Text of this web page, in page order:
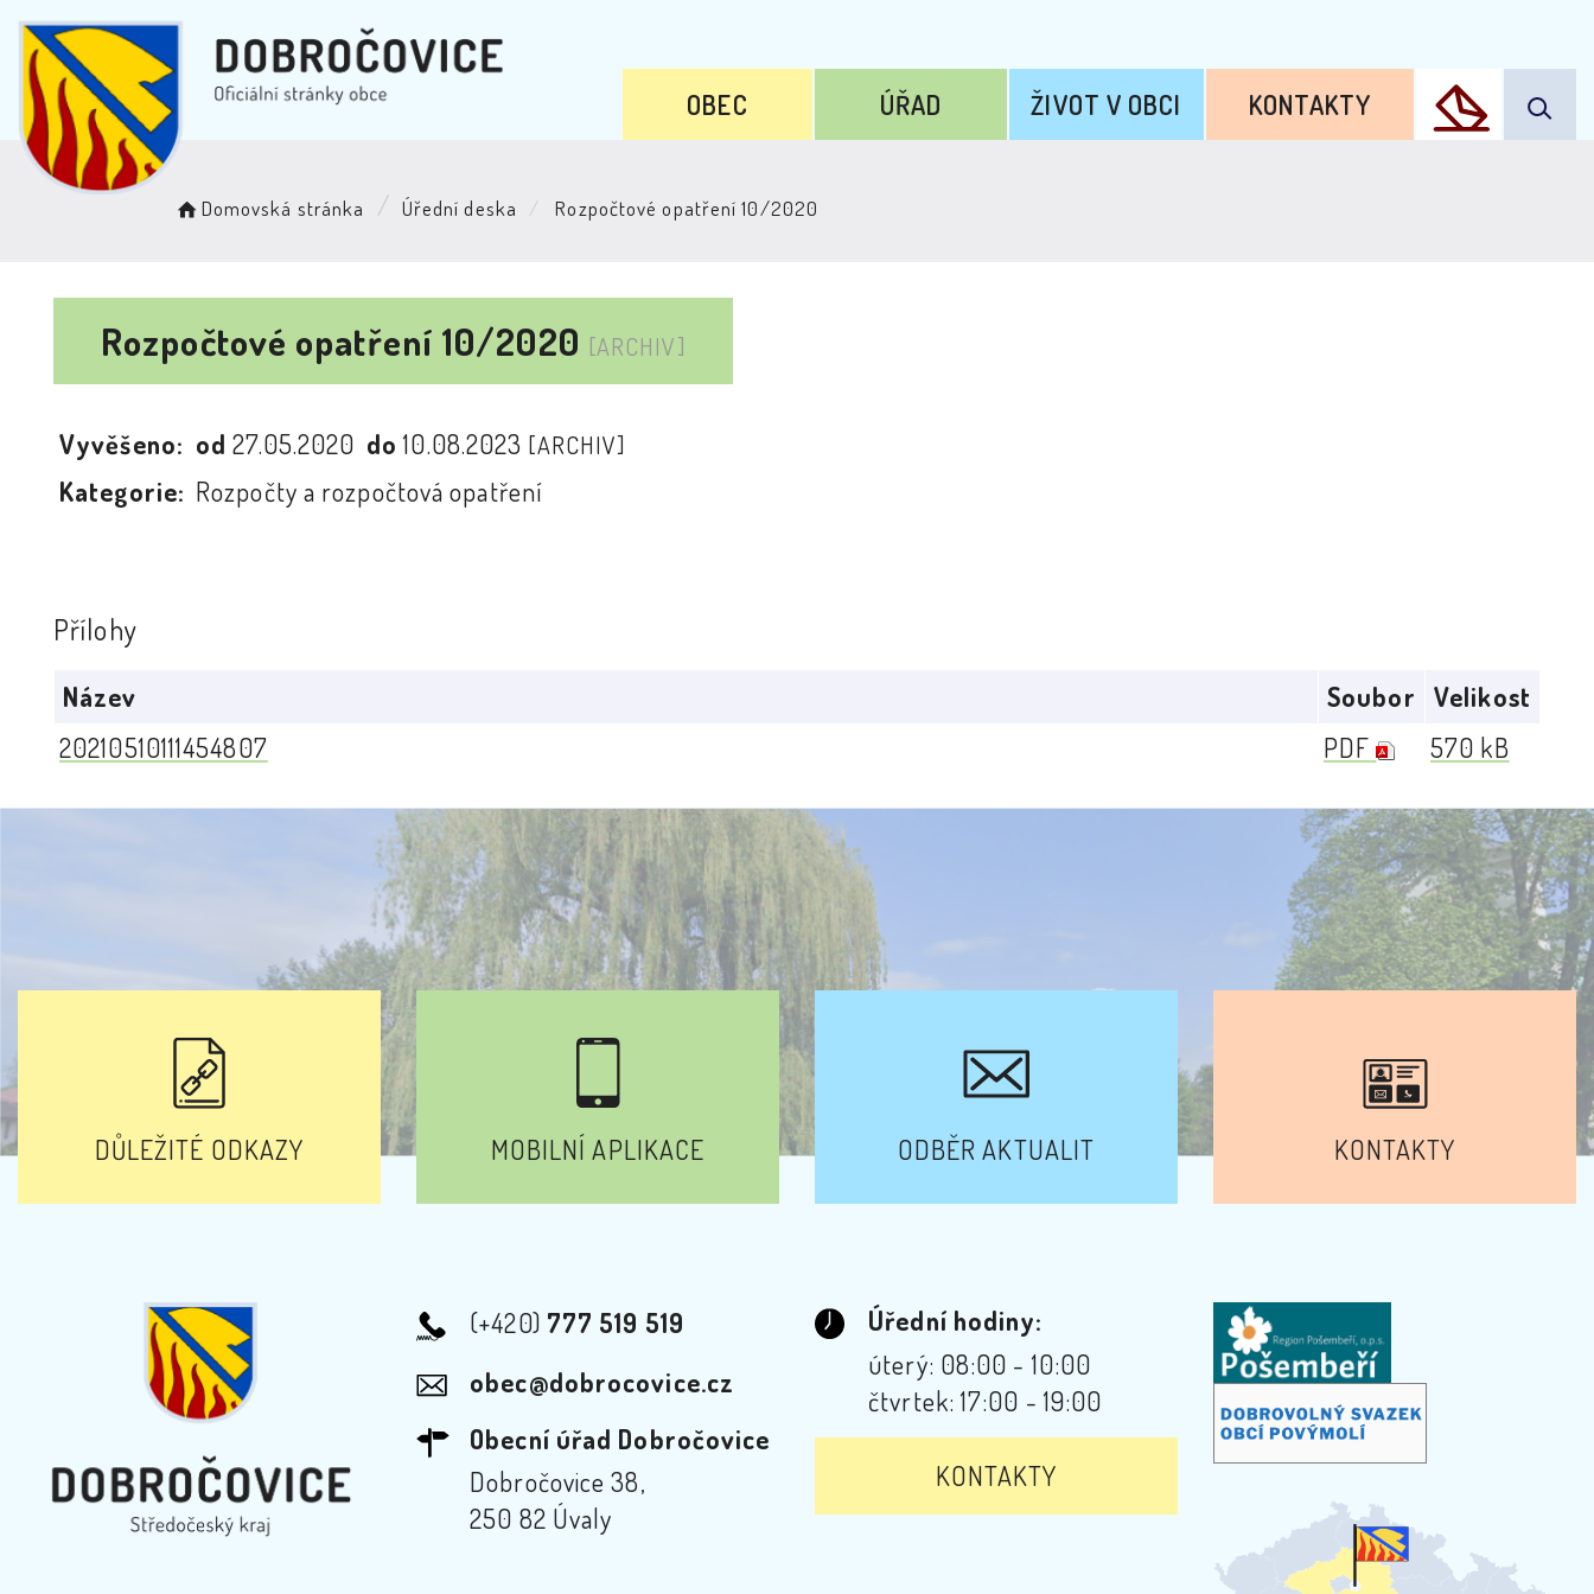
OBEC ÚŘAD ŽIVOT V OBCI KONTAKTY
Domovská stránka Úřední deska Rozpočtové opatření 10/2020
Rozpočtové opatření 10/2020 [ARCHIV]
Vyvěšeno: od27.05.2020 do10.08.2023 [ARCHIV]
Kategorie: Rozpočty a rozpočtová opatření
Přílohy
Název Soubor
Velikost
20210510111454807
PDF 570 kB
DŮLEŽITÉ ODKAZY MOBILNÍ APLIKACE ODBĚR AKTUALIT KONTAKTY
(+420) 777 519 519
obec@dobrocovice.cz
Obecní úřad Dobročovice
Dobročovice 38,
250 82 Úvaly
Úřední hodiny:
úterý: 08:00 - 10:00
čtvrtek: 17:00 - 19:00
KONTAKTY